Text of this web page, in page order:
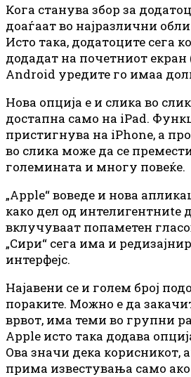
Кога станува збор за
доаѓаат во најразлични
Исто така, додатоците сега
додадат на почетниот
Android уредите го имаа
Нова опција е и слика во
достапна само на iPad.
пристигнува на iPhone, а
во слика може да се
големината и многу повеќе.
„Apple“ воведе и нова
како дел од интелигентниte
вклучуваат попаметен
„Сири“ сега има и
интерфејс.
Најавени се и голем број
пораките. Можно е да
врвот, има теми во групни
Apple исто така додава
Ова значи дека корисникот,
прима известувања само ако